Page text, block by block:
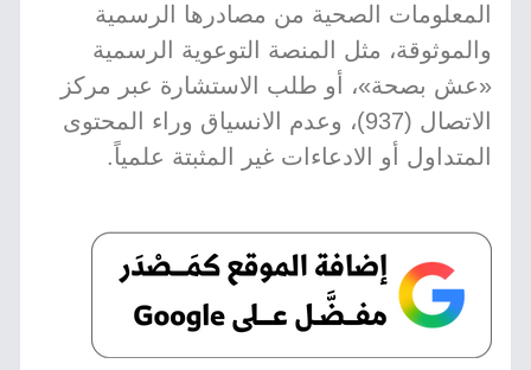
المعلومات الصحية من مصادرها الرسمية
والموثوقة، مثل المنصة التوعوية الرسمية
«عش بصحة»، أو طلب الاستشارة عبر مركز
الاتصال (937)، وعدم الانسياق وراء المحتوى
المتداول أو الادعاءات غير المثبتة علمياً.